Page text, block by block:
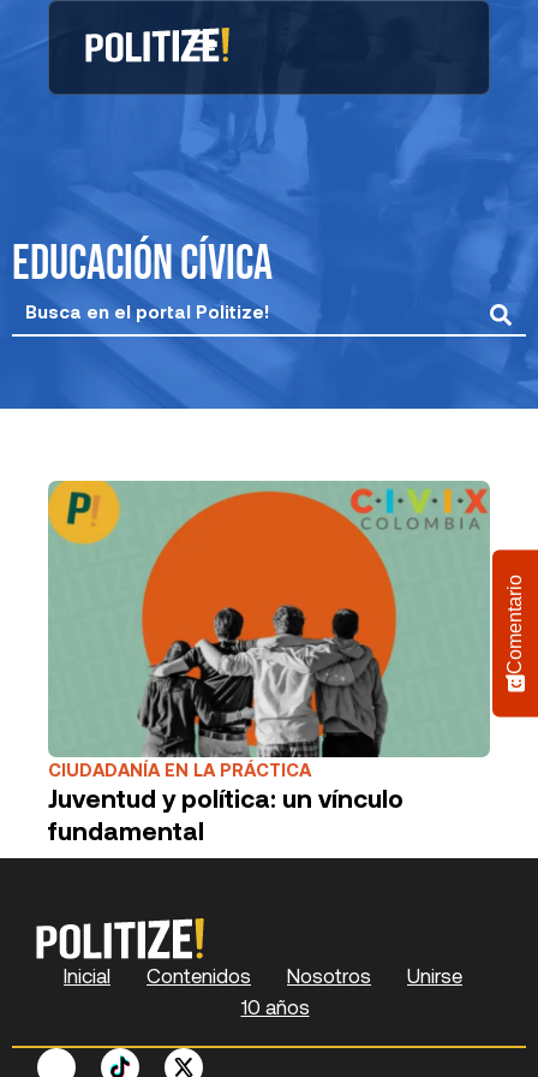
educación cívica
CIUDADANÍA EN LA PRÁCTICA
Juventud y política: un vínculo
fundamental
Inicial Contenidos Nosotros
Unirse
10 años
X
F
Y
L
P
S
Comentario